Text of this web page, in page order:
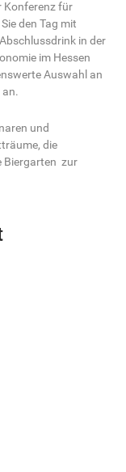
Konferenz für
den Tag mit
in der
im Hessen
Auswahl an
und
die
Biergarten zur